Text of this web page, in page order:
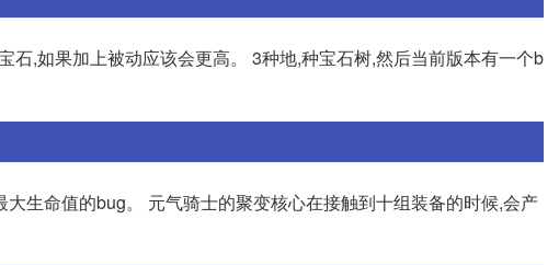
,如果加上被动应该会更高。 3种地,种宝石树,然后当前版本有一个b
生命值的bug。 元气骑士的聚变核心在接触到十组装备的时候,会产